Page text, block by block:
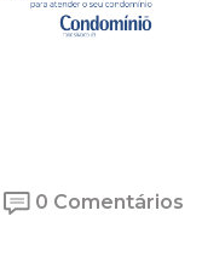
0 Comentários